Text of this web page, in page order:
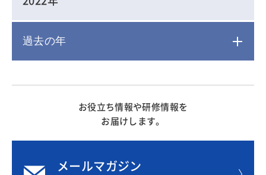
過去の年
お役立ち情報や研修情報を
お届けします。
メールマガジン